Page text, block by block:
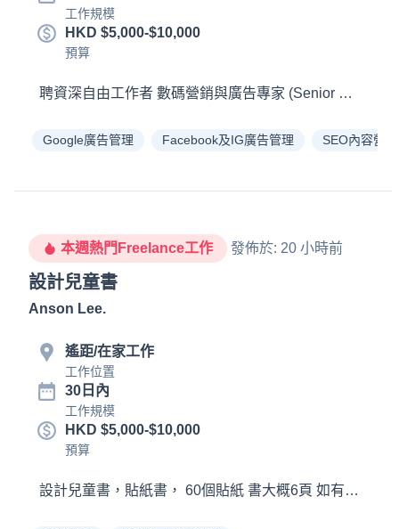
工作規模
HKD $5,000-$10,000
預算
Google廣告管理 Facebook及IG廣告管理 SEO內容營銷
本週熱門Freelance工作 發佈於: 20 小時前
設計兒童書
Anson Lee.
遙距/在家工作
工作位置
30日內
工作規模
HKD $5,000-$10,000
預算
設計兒童書，貼紙書， 60